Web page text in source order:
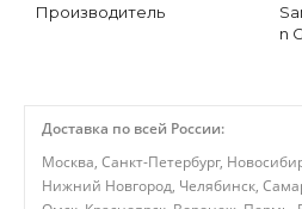
Производитель
n
Доставка по всей России:
Москва, Санкт-Петербург,
Нижний Новгород, Челябинск,